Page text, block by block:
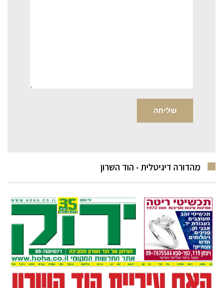
מהדורה דיגיטלית - הוד השרון